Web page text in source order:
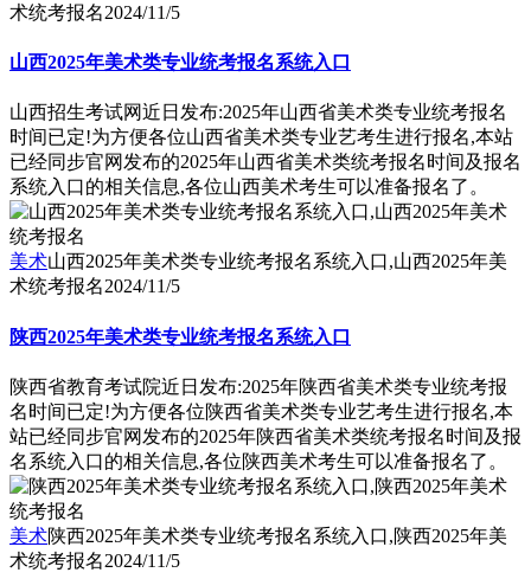
术统考报名2024/11/5
山西2025年美术类专业统考报名系统入口
山西招生考试网近日发布:2025年山西省美术类专业统考报名
时间已定!为方便各位山西省美术类专业艺考生进行报名,本站
已经同步官网发布的2025年山西省美术类统考报名时间及报名
系统入口的相关信息,各位山西美术考生可以准备报名了。
美术山西2025年美术类专业统考报名系统入口,山西2025年美
术统考报名2024/11/5
陕西2025年美术类专业统考报名系统入口
陕西省教育考试院近日发布:2025年陕西省美术类专业统考报
名时间已定!为方便各位陕西省美术类专业艺考生进行报名,本
站已经同步官网发布的2025年陕西省美术类统考报名时间及报
名系统入口的相关信息,各位陕西美术考生可以准备报名了。
美术陕西2025年美术类专业统考报名系统入口,陕西2025年美
术统考报名2024/11/5